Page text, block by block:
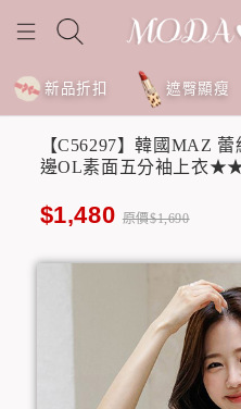
新品折扣 遮臀顯瘦
【C56297】韓國MAZ
邊OL素面五分袖上衣
$1,480 原價$1,690